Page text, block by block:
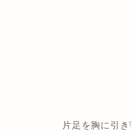
片足を胸に引